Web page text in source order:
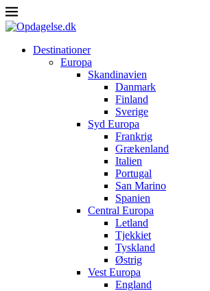
Destinationer
Europa
Skandinavien
Danmark
Finland
Sverige
Syd Europa
Frankrig
Grækenland
Italien
Portugal
San Marino
Spanien
Central Europa
Letland
Tjekkiet
Tyskland
Østrig
Vest Europa
England